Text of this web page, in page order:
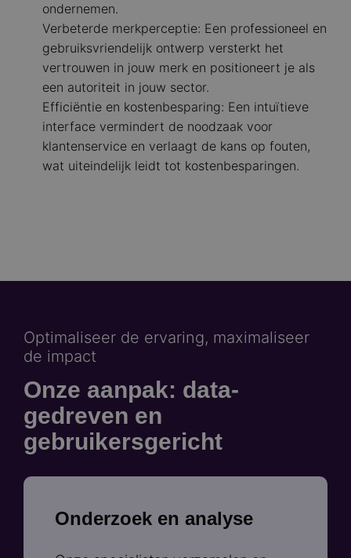
ondernemen.
Verbeterde merkperceptie: Een professioneel en
gebruiksvriendelijk ontwerp versterkt het
vertrouwen in jouw merk en positioneert je als
een autoriteit in jouw sector.
Efficiëntie en kostenbesparing: Een intuïtieve
interface vermindert de noodzaak voor
klantenservice en verlaagt de kans op fouten,
wat uiteindelijk leidt tot kostenbesparingen.
Optimaliseer de ervaring, maximaliseer
de impact
Onze aanpak: data-
gedreven en
gebruikersgericht
Onderzoek en analyse